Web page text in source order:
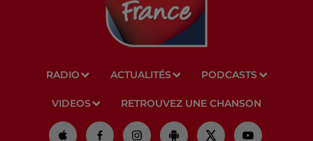
RADIO ACTUALITÉS PODCASTS
VIDEOS RETROUVEZ UNE CHANSON